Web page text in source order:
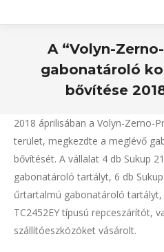
A “Volyn-
gabonatároló
bővítése
2018 áprilisában a Volyn-Zerno-
terület, megkezdte a meglévő
bővítését. A vállalat 4 db Sukup
gabonatároló tartályt, 6 db
űrtartalmú gabonatároló tartályt,
TC2452EY típusú repceszárítót,
szállítóeszközöket vásárolt.